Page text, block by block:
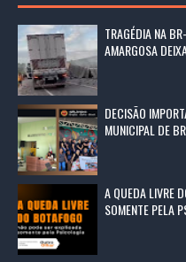
TRAGÉDIA NA
AMARGOSA
DECISÃO
MUNICIPAL DE
A QUEDA LIVRE
SOMENTE PELA